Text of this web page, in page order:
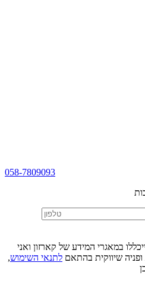
058-7809093
במאגרי המידע של קארזון ואני
שיווקית בהתאם לתנאי השימוש,